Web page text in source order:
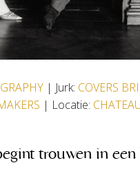
| Jurk: COVERS
| Locatie:
trouwen in een